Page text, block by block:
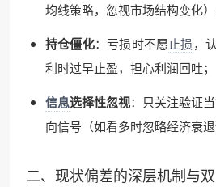
均线策略，忽视市场结构变化）
持仓僵化：亏损时不愿止损，
利时过早止盈，担心利润回吐；
信息选择性忽视：只关注验证
向信号（如看多时忽略经济衰退
二、现状偏差的深层机制与